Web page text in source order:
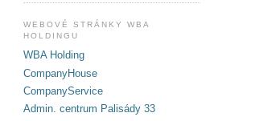
WEBOVÉ STRÁNKY WBA
HOLDINGU
WBA Holding
CompanyHouse
CompanyService
Admin. centrum Palisády 33